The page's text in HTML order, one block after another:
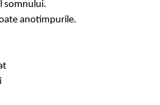
somnului.
anotimpurile.